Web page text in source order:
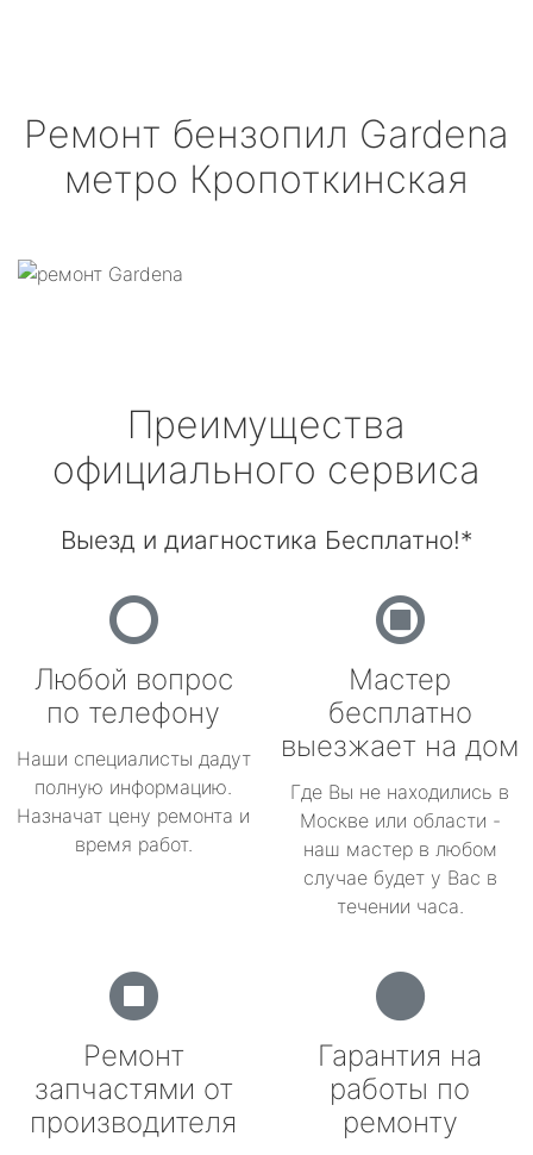
Ремонт бензопил Gardena
метро Кропоткинская
Преимущества
официального сервиса
Выезд и диагностика Бесплатно!*
Любой вопрос
по телефону
Наши специалисты дадут
полную информацию.
Назначат цену ремонта и
время работ.
Мастер
бесплатно
выезжает на дом
Где Вы не находились в
Москве или области -
наш мастер в любом
случае будет у Вас в
течении часа.
Ремонт
запчастями от
производителя
Гарантия на
работы по
ремонту